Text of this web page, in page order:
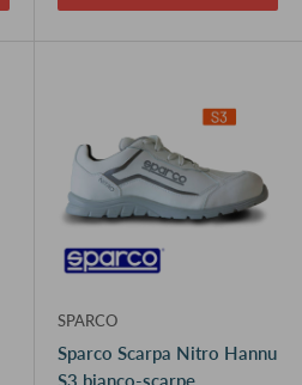
SPARCO
Sparco Scarpa Nitro Hannu
S3 bianco-scarpe